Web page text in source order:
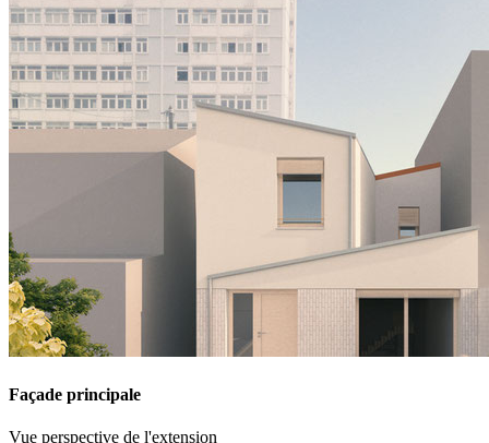
Façade principale
Vue perspective de l'extension